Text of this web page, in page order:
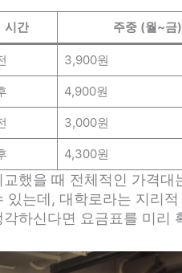
시간 주중 (월~금)
3,900원
4,900원
3,000원
4,300원
했을 때 전체적인 가격대
있는데, 대학로라는 지리
하신다면 요금표를 미리